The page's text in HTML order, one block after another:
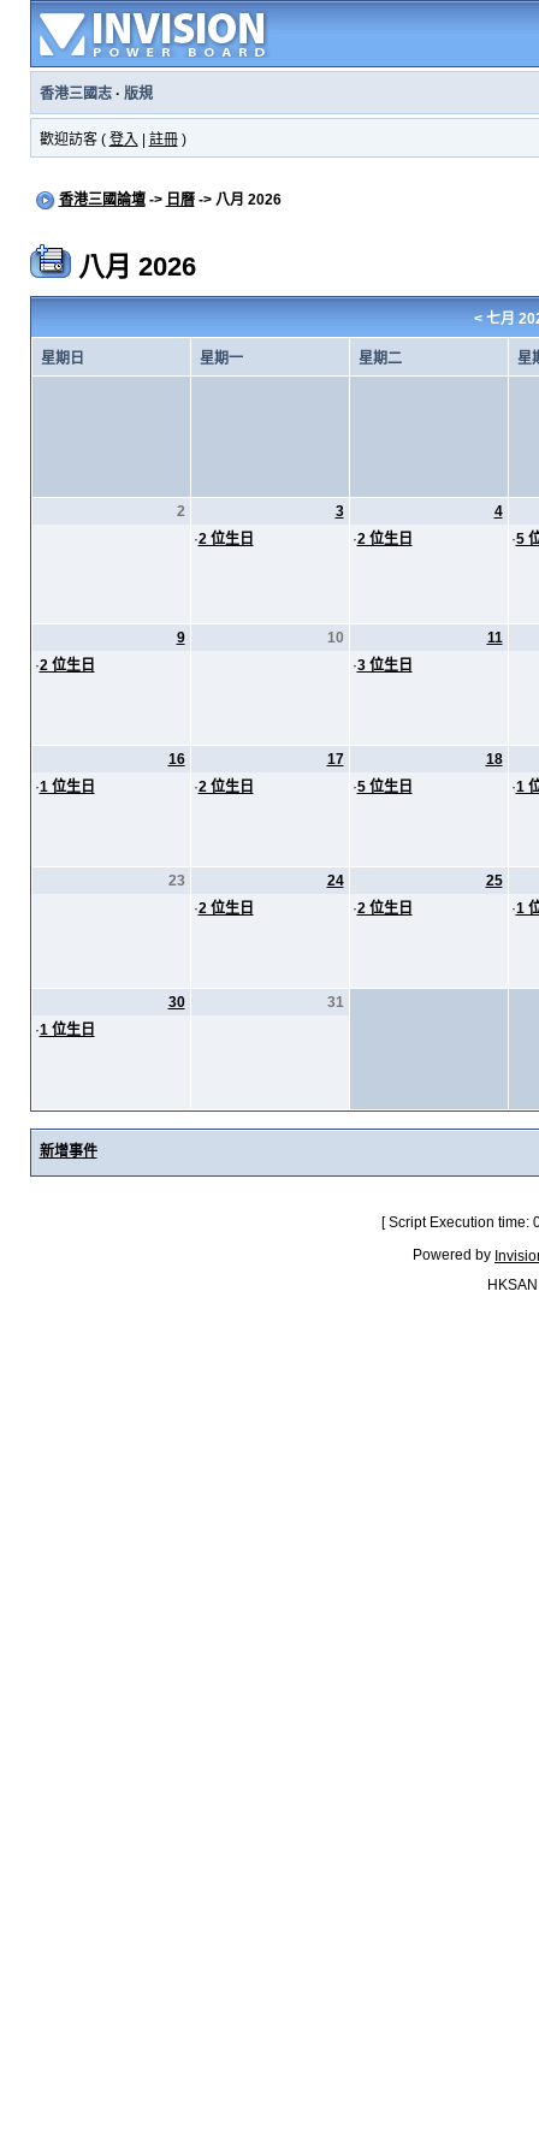
香港三國志· 版規
歡迎訪客 ( 登入 註冊)
香港三國論壇-> 日曆-> 八月 2026
八月 2026
< 七月
星期日 星期一 星期二 星
2
3
·2 位生日
4
·2 位生日 ·5
9
·2 位生日
10
11
·3 位生日
16
·1 位生日
17
·2 位生日
18
·5 位生日 ·1
23
24
·2 位生日
25
·2 位生日 ·1
30
·1 位生日
31
新增事件
[ Script Execution
Powered by